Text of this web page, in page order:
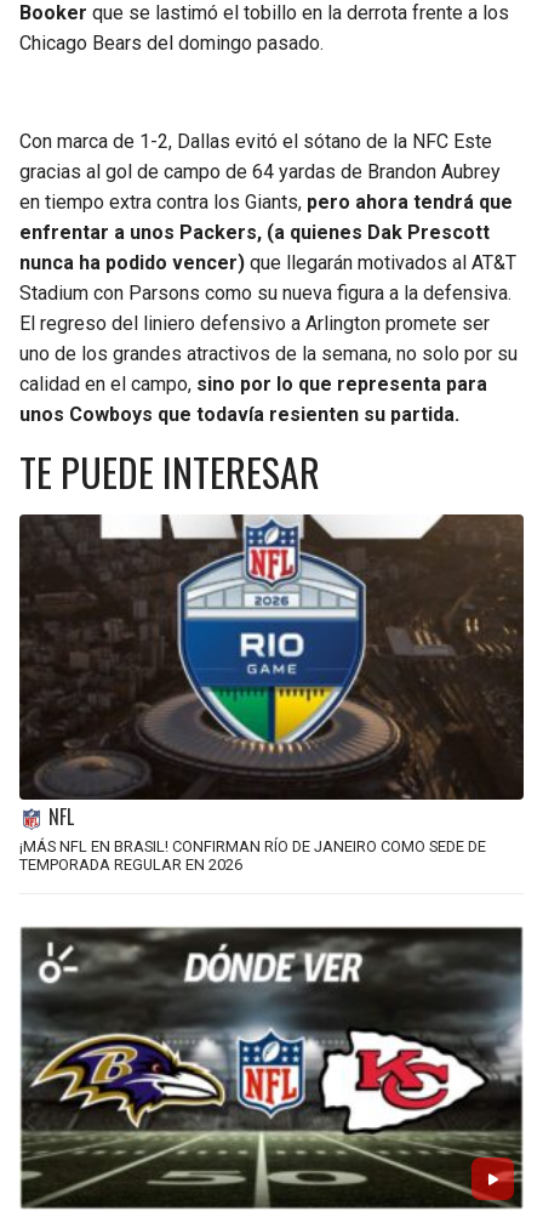
Booker que se lastimó el tobillo en la derrota frente a los
Chicago Bears del domingo pasado.
Con marca de 1-2, Dallas evitó el sótano de la NFC Este
gracias al gol de campo de 64 yardas de Brandon Aubrey
en tiempo extra contra los Giants, pero ahora tendrá que
enfrentar a unos Packers, (a quienes Dak Prescott
nunca ha podido vencer) que llegarán motivados al AT&T
Stadium con Parsons como su nueva figura a la defensiva.
El regreso del liniero defensivo a Arlington promete ser
uno de los grandes atractivos de la semana, no solo por su
calidad en el campo, sino por lo que representa para
unos Cowboys que todavía resienten su partida.
TE PUEDE INTERESAR
NFL
¡MÁS NFL EN BRASIL! CONFIRMAN RÍO DE JANEIRO COMO SEDE DE
TEMPORADA REGULAR EN 2026